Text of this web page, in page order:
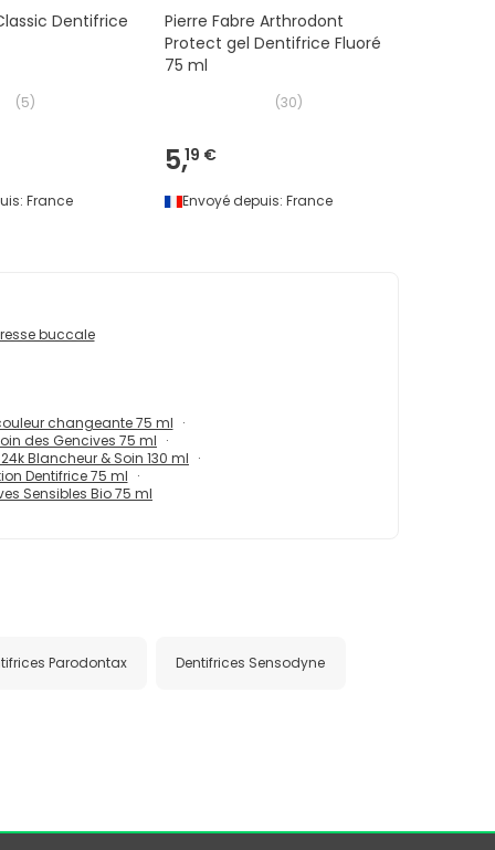
Dentifrice
(5)
France
Pierre Fabre Arthrodont
Protect gel Dentifrice Fluoré
75 ml
(30)
5,19 €
Envoyé depuis: France
buccale
changeante 75 ml
des Gencives 75 ml
Blancheur & Soin 130 ml
Dentifrice 75 ml
Sensibles Bio 75 ml
Parodontax Dentifrices Sensodyne